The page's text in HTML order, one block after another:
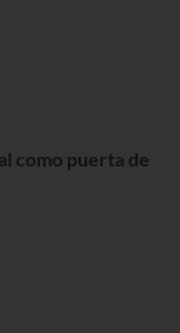
como puerta de